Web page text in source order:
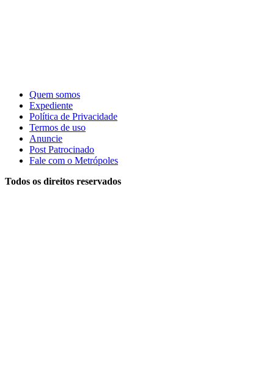
Quem somos
Expediente
Política de Privacidade
Termos de uso
Anuncie
Post Patrocinado
Fale com o Metrópoles
Todos os direitos reservados